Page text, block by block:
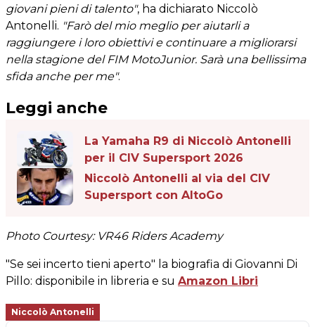
giovani pieni di talento", ha dichiarato Niccolò
Antonelli. "Farò del mio meglio per aiutarli a
raggiungere i loro obiettivi e continuare a migliorarsi
nella stagione del FIM MotoJunior. Sarà una bellissima
sfida anche per me".
Leggi anche
La Yamaha R9 di Niccolò Antonelli
per il CIV Supersport 2026
Niccolò Antonelli al via del CIV
Supersport con AltoGo
Photo Courtesy: VR46 Riders Academy
"Se sei incerto tieni aperto" la biografia di Giovanni Di
Pillo: disponibile in libreria e su Amazon Libri
Niccolò Antonelli